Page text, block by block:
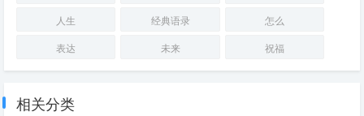
人生
经典语录
怎么
表达
未来 祝福
相关分类